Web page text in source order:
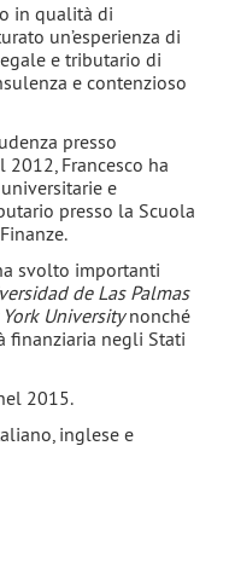
in qualità di
un’esperienza di
e tributario di
e contenzioso
presso
2012, Francesco ha
e
presso la Scuola
svolto importanti
de Las Palmas
Universitynonché
finanziaria negli Stati
2015.
inglese e